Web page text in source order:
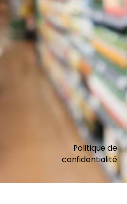
Politique de
confidentialité